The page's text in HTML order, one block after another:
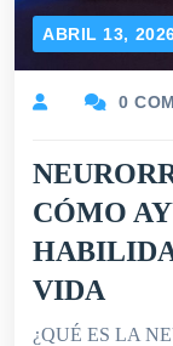
ABRIL 13,
0
CÓMO
VIDA
¿QUÉ ES LA